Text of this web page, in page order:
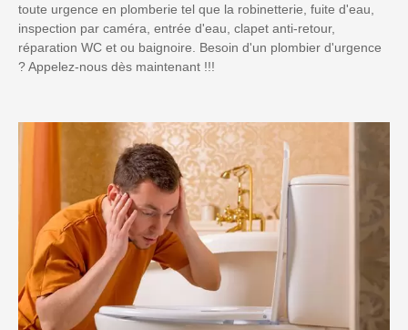
toute urgence en plomberie tel que la robinetterie, fuite d'eau,
inspection par caméra, entrée d'eau, clapet anti-retour,
réparation WC et ou baignoire. Besoin d'un plombier d'urgence
? Appelez-nous dès maintenant !!!